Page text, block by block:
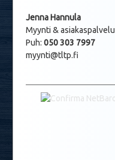
Jenna Hannula
Myynti & asiakaspalvelu
Puh: 050 303 7997
myynti@tltp.fi